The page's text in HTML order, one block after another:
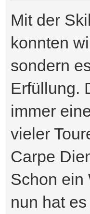
Mit der
konnten
sondern
Erfüllung.
immer
vieler
Carpe
Schon ein
nun hat